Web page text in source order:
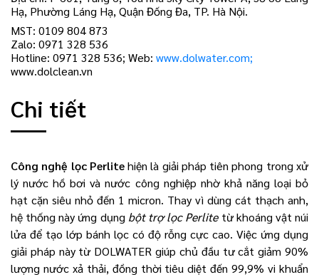
Hạ, Phường Láng Hạ, Quận Đống Đa, TP. Hà Nội.
MST: 0109 804 873
Zalo: 0971 328 536
Hotline: 0971 328 536; Web: www.dolwater.com;
www.dolclean.vn
Chi tiết
Công nghệ lọc Perlitehiện là giải pháp tiên phong trong xử
lý nước hồ bơi và nước công nghiệp nhờ khả năng loại bỏ
hạt cặn siêu nhỏ đến 1 micron. Thay vì dùng cát thạch anh,
hệ thống này ứng dụng bột trợ lọc Perlitetừ khoáng vật núi
lửa để tạo lớp bánh lọc có độ rỗng cực cao. Việc ứng dụng
giải pháp này từ DOLWATER giúp chủ đầu tư cắt giảm 90%
lượng nước xả thải, đồng thời tiêu diệt đến 99,9% vi khuẩn